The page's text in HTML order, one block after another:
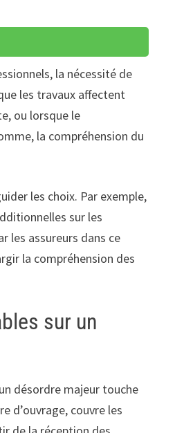
la nécessité de
les travaux affectent
ou lorsque le
la compréhension du
les choix. Par exemple,
sur les
les assureurs dans ce
la compréhension des
sur un
désordre majeur touche
d’ouvrage, couvre les